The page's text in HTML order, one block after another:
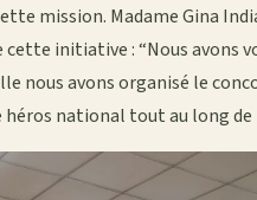
mission. Madame Gina
initiative : “Nous avons
nous avons organisé le
national tout au long de